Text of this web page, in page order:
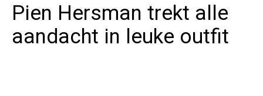
Pien Hersman trekt alle
aandacht in leuke outfit